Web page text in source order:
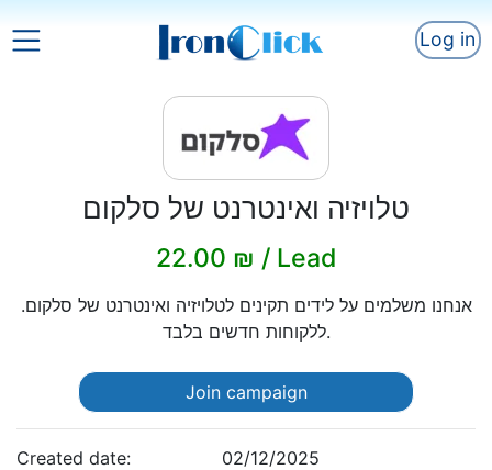
Log in
טלויזיה ואינטרנט של סלקום
22.00 ₪ / Lead
אנחנו משלמים על לידים תקינים לטלויזיה ואינטרנט של סלקום.
ללקוחות חדשים בלבד.
Join campaign
Created date:
02/12/2025